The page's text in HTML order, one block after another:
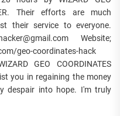
Their efforts are much
their service to everyone.
Website;
geo-coordinates-hack
GEO COORDINATES
you in regaining the money
despair into hope. I'm truly